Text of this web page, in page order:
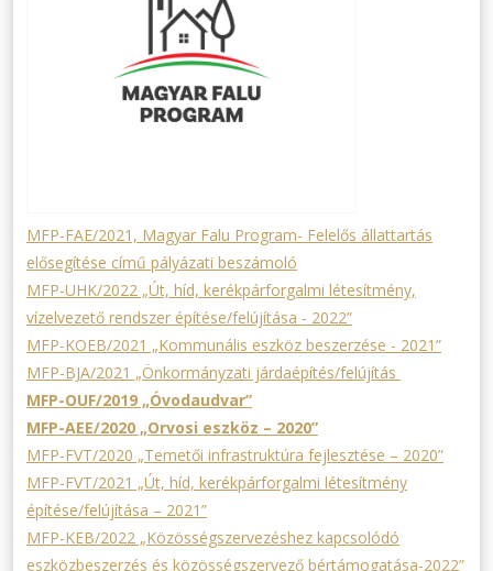
MFP-FAE/2021, Magyar Falu Program- Felelős állattartás
elősegítése című pályázati beszámoló
MFP-UHK/2022 „Út, híd, kerékpárforgalmi létesítmény,
vízelvezető rendszer építése/felújítása - 2022”
MFP-KOEB/2021 „Kommunális eszköz beszerzése - 2021”
MFP-BJA/2021 „Önkormányzati járdaépítés/felújítás
MFP-OUF/2019 „Óvodaudvar”
MFP-AEE/2020 „Orvosi eszköz – 2020”
MFP-FVT/2020 „Temetői infrastruktúra fejlesztése – 2020”
MFP-FVT/2021 „Út, híd, kerékpárforgalmi létesítmény
építése/felújítása – 2021”
MFP-KEB/2022 „Közösségszervezéshez kapcsolódó
eszközbeszerzés és közösségszervező bértámogatása-2022”